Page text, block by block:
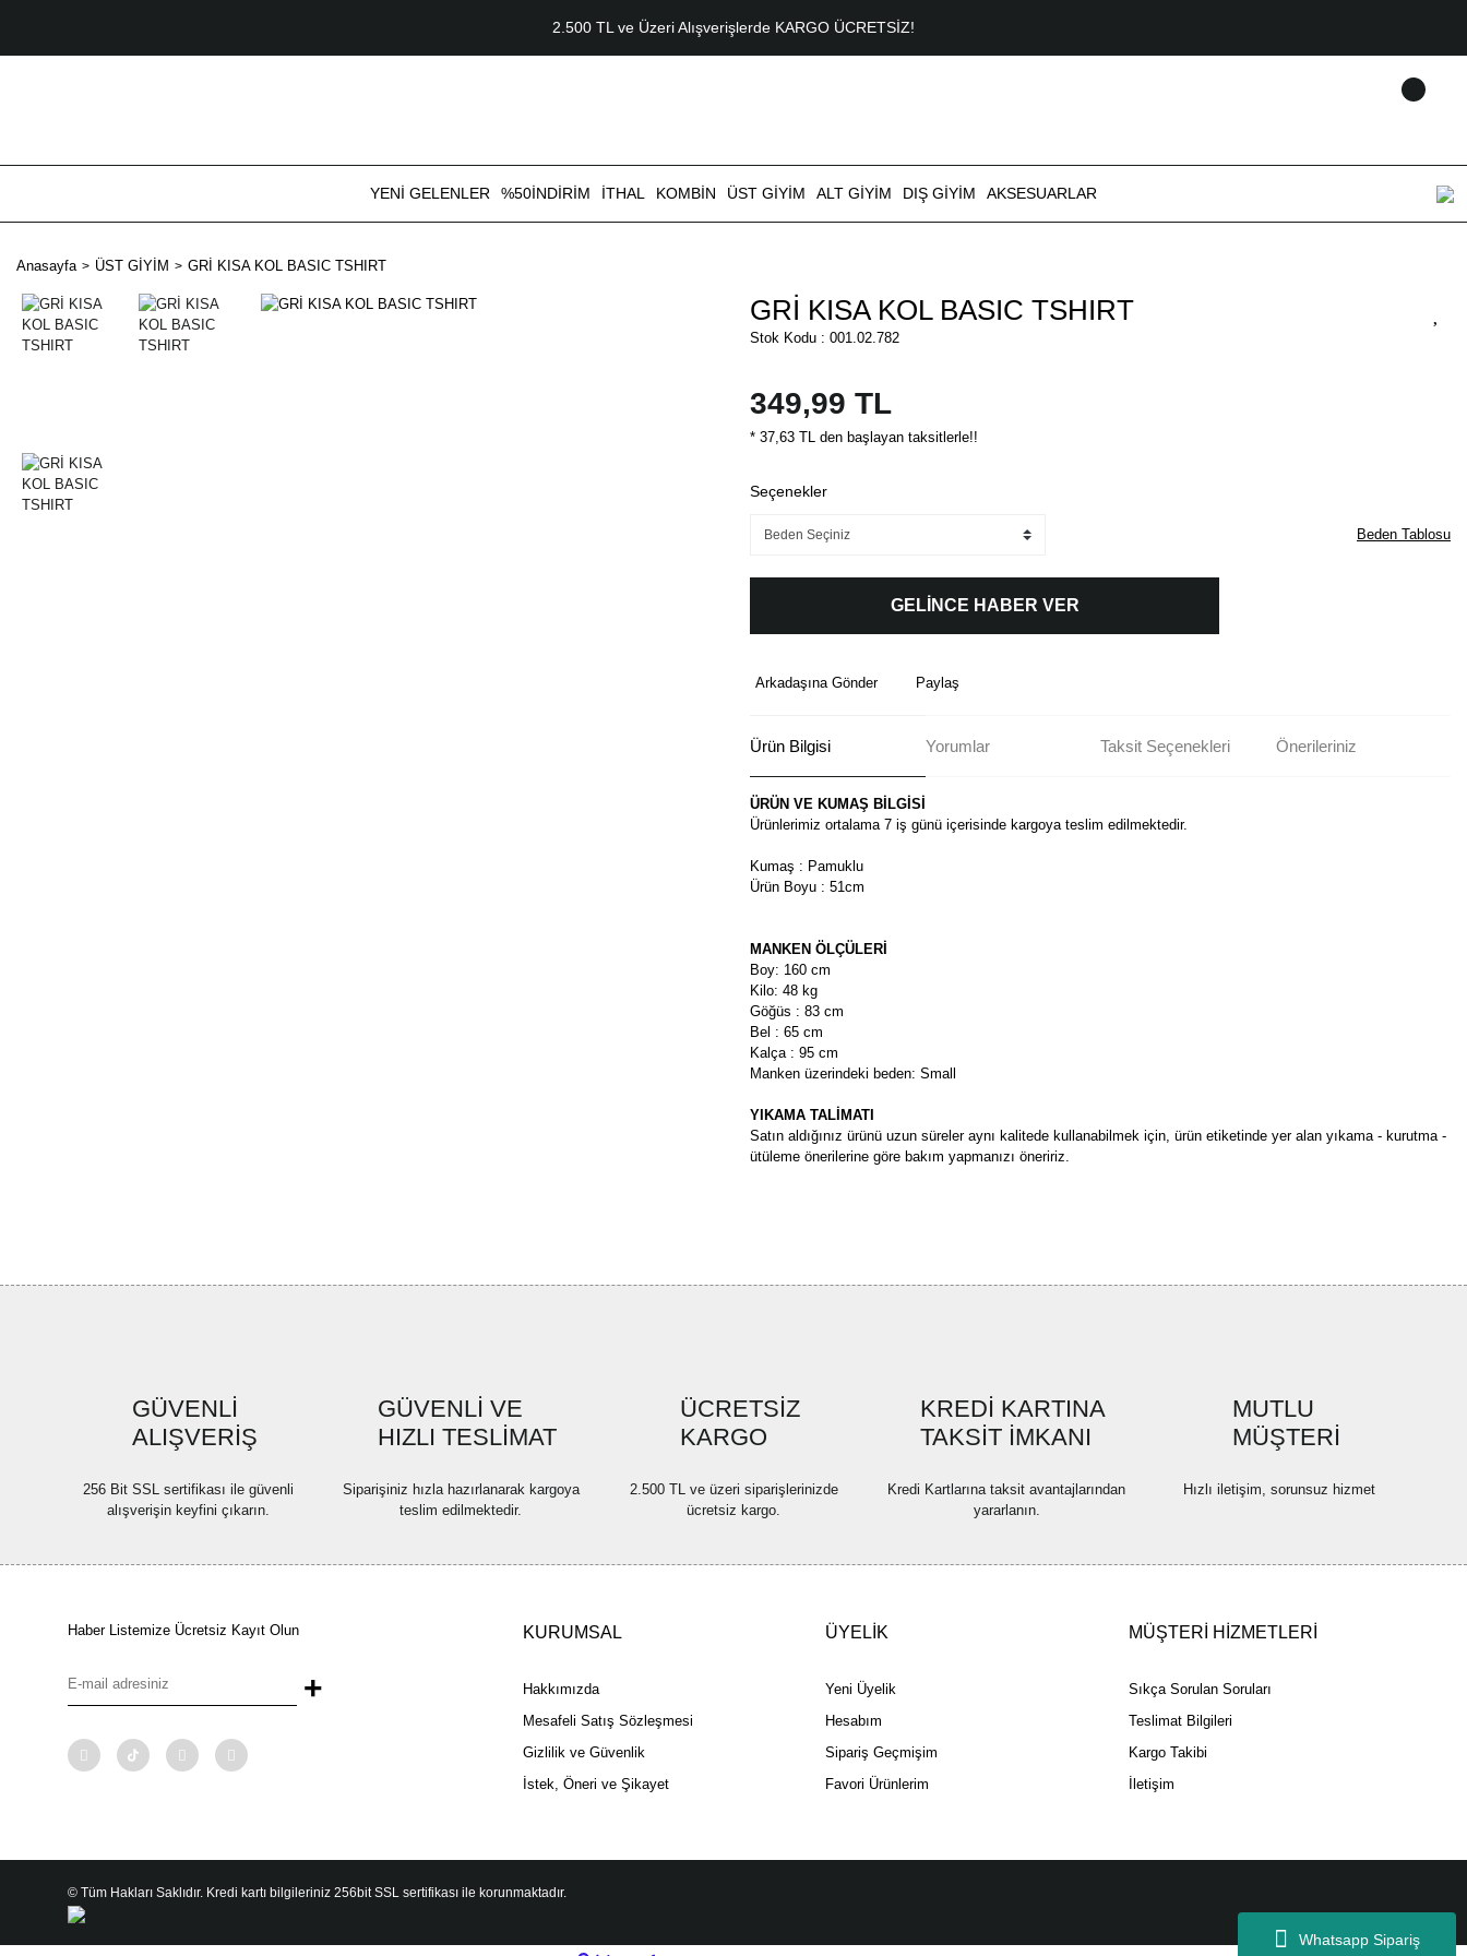
Whatsapp Sipariş
2.500 TL ve Üzeri Alışverişlerde KARGO ÜCRETSİZ!
YENİ GELENLER %50İNDİRİM İTHAL KOMBİN ÜST GİYİM ALT GİYİM DIŞ GİYİM AKSESUARLAR
Anasayfa ÜST GİYİM GRİ KISA KOL BASIC TSHIRT
GRİ KISA KOL BASIC TSHIRT
Stok Kodu : 001.02.782
349,99 TL
* 37,63 TL den başlayan taksitlerle!!
Seçenekler
Beden Tablosu
GELİNCE HABER VER
Arkadaşına Gönder Paylaş
Ürün Bilgisi Yorumlar Taksit Seçenekleri Önerileriniz
ÜRÜN VE KUMAŞ BİLGİSİ
Ürünlerimiz ortalama 7 iş günü içerisinde kargoya teslim edilmektedir.
Kumaş : Pamuklu
Ürün Boyu : 51cm
MANKEN ÖLÇÜLERİ
Boy: 160 cm
Kilo: 48 kg
Göğüs : 83 cm
Bel : 65 cm
Kalça : 95 cm
Manken üzerindeki beden: Small
YIKAMA TALİMATI
Satın aldığınız ürünü uzun süreler aynı kalitede kullanabilmek için, ürün etiketinde yer alan yıkama - kurutma -
ütüleme önerilerine göre bakım yapmanızı öneririz.
Ürün fiyatı diğer sitelerden daha pahalı.
Bu ürüne benzer farklı alternatifler olmalı.
GÜVENLİ
ALIŞVERİŞ
256 Bit SSL sertifikası ile güvenli
alışverişin keyfini çıkarın.
GÜVENLİ VE
HIZLI TESLİMAT
Siparişiniz hızla hazırlanarak kargoya
teslim edilmektedir.
ÜCRETSİZ
KARGO
2.500 TL ve üzeri siparişlerinizde
ücretsiz kargo.
KREDİ KARTINA
TAKSİT İMKANI
Kredi Kartlarına taksit avantajlarından
yararlanın.
MUTLU
MÜŞTERİ
Hızlı iletişim, sorunsuz hizmet
Haber Listemize Ücretsiz Kayıt Olun
+
KURUMSAL
Hakkımızda
Mesafeli Satış Sözleşmesi
Gizlilik ve Güvenlik
İstek, Öneri ve Şikayet
ÜYELİK
Yeni Üyelik
Hesabım
Sipariş Geçmişim
Favori Ürünlerim
MÜŞTERİ HİZMETLERİ
Sıkça Sorulan Soruları
Teslimat Bilgileri
Kargo Takibi
İletişim
© Tüm Hakları Saklıdır. Kredi kartı bilgileriniz 256bit SSL sertifikası ile korunmaktadır.